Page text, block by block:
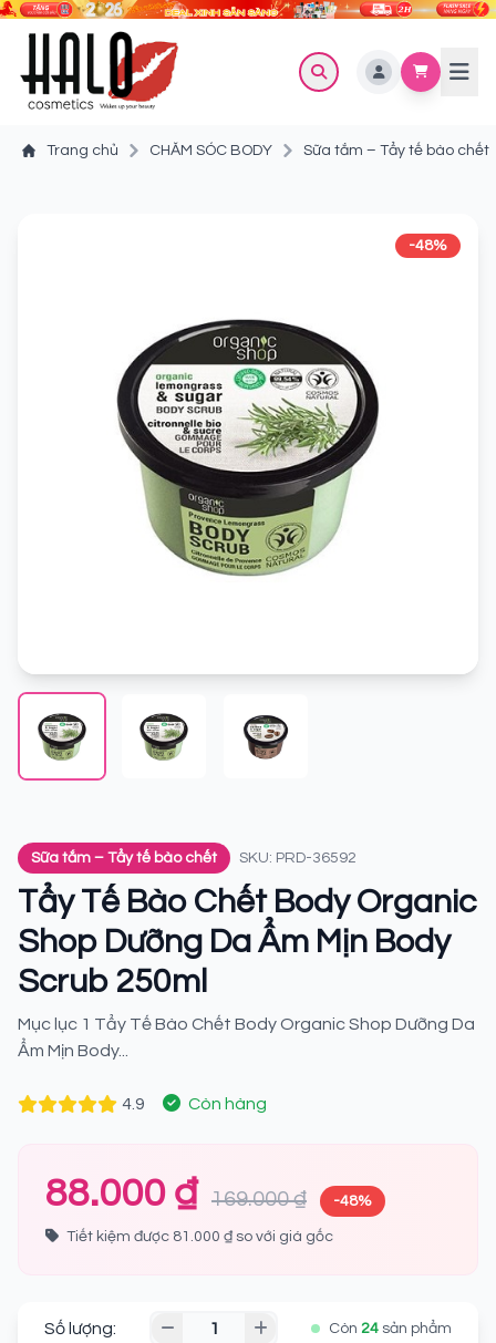
Trang chủ CHĂM SÓC BODY Sữa tắm – Tẩy tế bào chết
-48%
Sữa tắm – Tẩy tế bào chết SKU: PRD-36592
Tẩy Tế Bào Chết Body Organic
Shop Dưỡng Da Ẩm Mịn Body
Scrub 250ml
Mục lục 1 Tẩy Tế Bào Chết Body Organic Shop Dưỡng Da
Ẩm Mịn Body...
4.9 Còn hàng
88.000 ₫ 169.000 ₫ -48%
Tiết kiệm được 81.000 ₫ so với giá gốc
Số lượng: Còn 24 sản phẩm